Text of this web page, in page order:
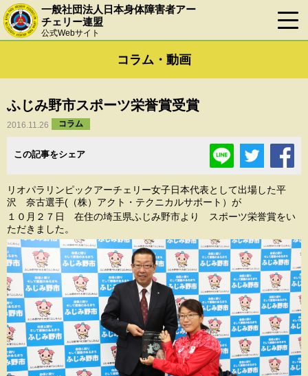
一般社団法人日本身体障害者アー
チェリー連盟
公式Webサイト
コラム・動画
ふじみ野市スポーツ栄誉賞受賞
2016.11.26 コラム
この記事をシェア
リオパラリンピックアーチェリー女子日本代表として出場した平
沢 奈古選手(（株）アクト・テクニカルサポート）が
１０月２７日 在住の埼玉県ふじみ野市より スポーツ栄誉賞をい
ただきました。